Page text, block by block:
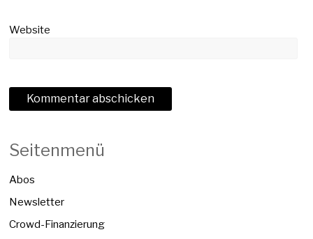
Website
Seitenmenü
Abos
Newsletter
Crowd-Finanzierung